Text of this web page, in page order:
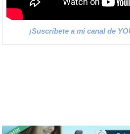
¡Suscríbete a mi canal de